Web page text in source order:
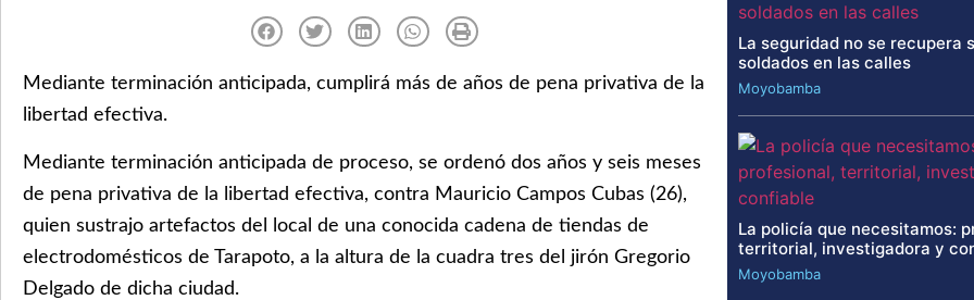
Mediante terminación anticipada, cumplirá más de años de pena privativa de la
libertad efectiva.
Mediante terminación anticipada de proceso, se ordenó dos años y seis meses
de pena privativa de la libertad efectiva, contra Mauricio Campos Cubas (26),
quien sustrajo artefactos del local de una conocida cadena de tiendas de
electrodomésticos de Tarapoto, a la altura de la cuadra tres del jirón Gregorio
Delgado de dicha ciudad.
La seguridad no se recupera
soldados en las calles
Moyobamba
La policía que necesitamos:
territorial, investigadora y
Moyobamba